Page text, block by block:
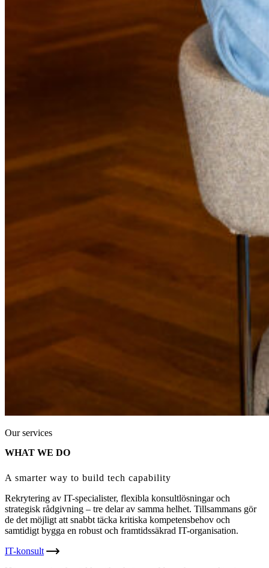
Our services
WHAT WE DO
A smarter way to build tech capability
Rekrytering av IT-specialister, flexibla konsultlösningar och
strategisk rådgivning – tre delar av samma helhet. Tillsammans gör
de det möjligt att snabbt täcka kritiska kompetensbehov och
samtidigt bygga en robust och framtidssäkrad IT-organisation.
IT-konsult